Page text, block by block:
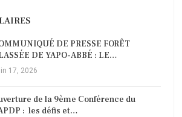
DE PRESSE FORÊT
DE YAPO-ABBÉ : LE…
17, 2026
de la 9ème Conférence du
: les défis et…